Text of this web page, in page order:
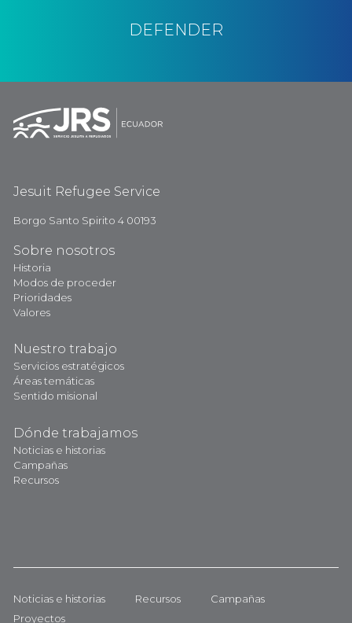
DEFENDER
Jesuit Refugee Service
Borgo Santo Spirito 4 00193
Sobre nosotros
Historia
Modos de proceder
Prioridades
Valores
Nuestro trabajo
Servicios estratégicos
Áreas temáticas
Sentido misional
Dónde trabajamos
Noticias e historias
Campañas
Recursos
Noticias e historias Recursos
Campañas
Proyectos